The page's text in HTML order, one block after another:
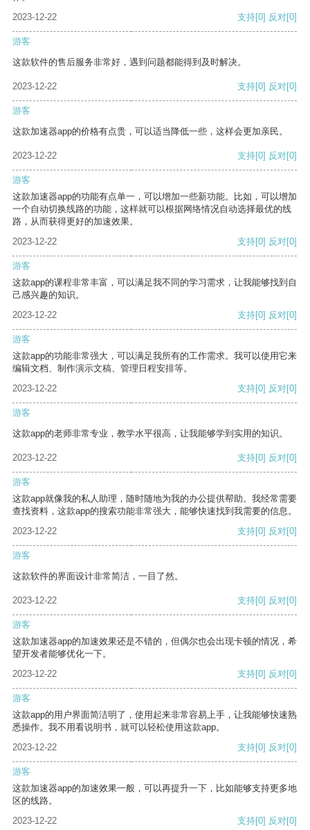
2023-12-22
支持[0] 反对[0]
游客
这款软件的售后服务非常好，遇到问题都能得到及时解决。
2023-12-22 支持[0] 反对[0]
游客
这款加速器app的价格有点贵，可以适当降低一些，这样会更加亲民。
2023-12-22 支持[0] 反对[0]
游客
这款加速器app的功能有点单一，可以增加一些新功能。比如，可以增加
一个自动切换线路的功能，这样就可以根据网络情况自动选择最优的线
路，从而获得更好的加速效果。
2023-12-22
支持[0] 反对[0]
游客
这款app的课程非常丰富，可以满足我不同的学习需求，让我能够找到自
己感兴趣的知识。
2023-12-22
支持[0] 反对[0]
游客
这款app的功能非常强大，可以满足我所有的工作需求。我可以使用它来
编辑文档、制作演示文稿、管理日程安排等。
2023-12-22
支持[0] 反对[0]
游客
这款app的老师非常专业，教学水平很高，让我能够学到实用的知识。
2023-12-22 支持[0] 反对[0]
游客
这款app就像我的私人助理，随时随地为我的办公提供帮助。我经常需要
查找资料，这款app的搜索功能非常强大，能够快速找到我需要的信息。
2023-12-22
支持[0] 反对[0]
游客
这款软件的界面设计非常简洁，一目了然。
2023-12-22 支持[0] 反对[0]
游客
这款加速器app的加速效果还是不错的，但偶尔也会出现卡顿的情况，希
望开发者能够优化一下。
2023-12-22
支持[0] 反对[0]
游客
这款app的用户界面简洁明了，使用起来非常容易上手，让我能够快速熟
悉操作。我不用看说明书，就可以轻松使用这款app。
2023-12-22
支持[0] 反对[0]
游客
这款加速器app的加速效果一般，可以再提升一下，比如能够支持更多地
区的线路。
2023-12-22
支持[0] 反对[0]